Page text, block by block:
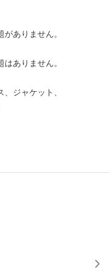
ありません。
ありません。
ジャケット、